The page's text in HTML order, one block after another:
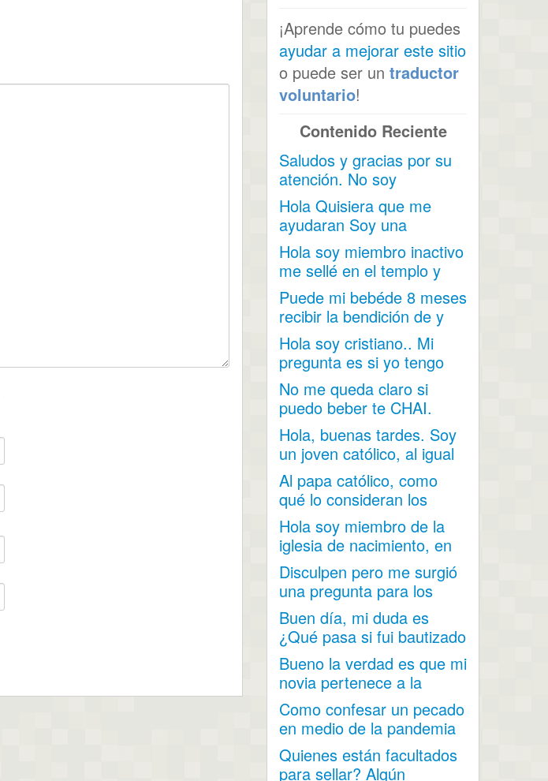
¡Aprende cómo tu puedes
ayudar a mejorar este sitio
o puede ser un traductor
voluntario!
Contenido Reciente
Saludos y gracias por su
atención. No soy
mormona pero tengo una
amiga...
Hola Quisiera que me
ayudaran Soy una
persona miembro pero...
Hola soy miembro inactivo
me sellé en el templo y
mis hijos nacieron...
Puede mi bebéde 8 meses
recibir la bendición de y
darle su nombre...
Hola soy cristiano.. Mi
pregunta es si yo tengo
unos comerciales y lo...
No me queda claro si
puedo beber te CHAI.
Contiene cardamomo,
hinojo...
Hola, buenas tardes. Soy
un joven católico, al igual
que mi...
Al papa católico, como
qué lo consideran los
mormones?
Hola soy miembro de la
iglesia de nacimiento, en
mi adolescencia me...
Disculpen pero me surgió
una pregunta para los
hombres (soy hombre) ¿...
Buen día, mi duda es
¿Qué pasa si fui bautizado
a los 15 años y...
Bueno la verdad es que mi
novia pertenece a la
iglesia y me a contado...
Como confesar un pecado
en medio de la pandemia
por el covid 19 cuando...
Quienes están facultados
para sellar? Algún